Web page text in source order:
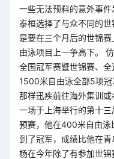
一些无法预料的意外事
泰桓选择了与众不同的
是要在三个月后的世锦
由泳项目上一争高下。
全国冠军赛暨世锦赛、
1500米自由泳全部5项冠
那样迅疾前往海外集训
一场于上海举行的第十三
预赛，他在400米自由泳
到了冠军，成绩比他在
杨在今年除了有参加世